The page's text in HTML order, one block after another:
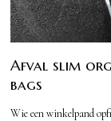
Afval slim
bags
Wie een winkelpand